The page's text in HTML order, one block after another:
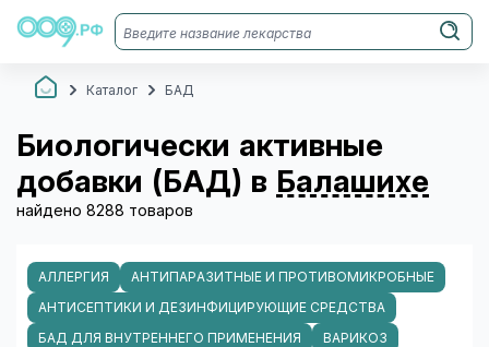
Каталог БАД
Биологически активные
добавки (БАД) в Балашихе
найдено 8288 товаров
АЛЛЕРГИЯ
АНТИПАРАЗИТНЫЕ И ПРОТИВОМИКРОБНЫЕ
АНТИСЕПТИКИ И ДЕЗИНФИЦИРУЮЩИЕ СРЕДСТВА
БАД ДЛЯ ВНУТРЕННЕГО ПРИМЕНЕНИЯ
ВАРИКОЗ